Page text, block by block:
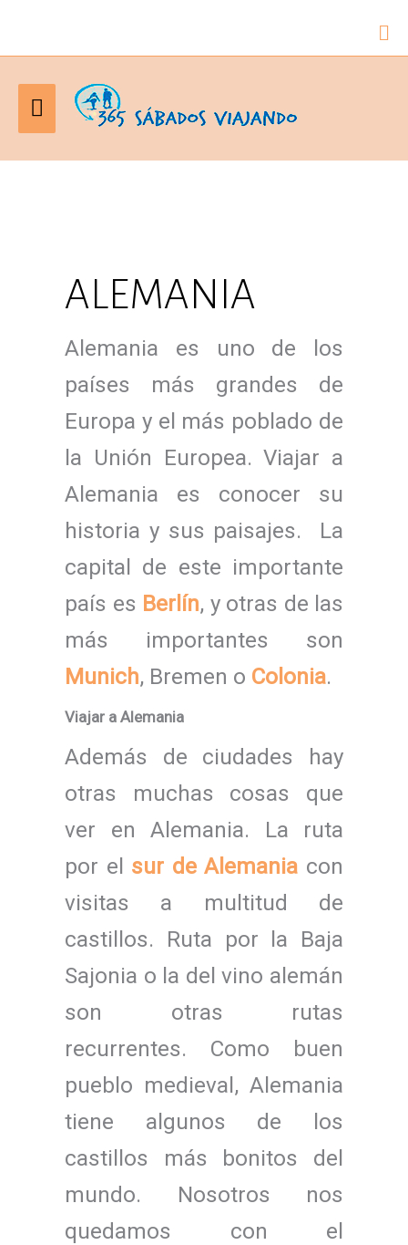
Menú
principal
ALEMANIA
Alemania es uno de los
países más grandes de
Europa y el más poblado de
la Unión Europea. Viajar a
Alemania es conocer su
historia y sus paisajes. La
capital de este importante
país es Berlín, y otras de las
más importantes son
Munich, Bremen o Colonia.
Viajar a Alemania
Además de ciudades hay
otras muchas cosas que
ver en Alemania. La ruta
por el sur de Alemania con
visitas a multitud de
castillos. Ruta por la Baja
Sajonia o la del vino alemán
son otras rutas
recurrentes. Como buen
pueblo medieval, Alemania
tiene algunos de los
castillos más bonitos del
mundo. Nosotros nos
quedamos con el